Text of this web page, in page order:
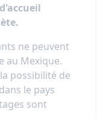
ne peuvent
au Mexique.
possibilité de
le pays
sont